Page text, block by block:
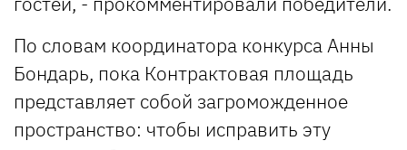
По словам координатора конкурса Анны
Бондарь, пока Контрактовая площадь
представляет собой загроможденное
пространство: чтобы исправить эту